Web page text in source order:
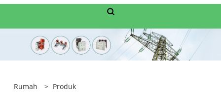
Rumah > Produk